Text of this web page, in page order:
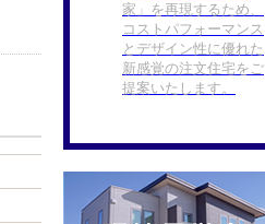
家」を再現するため、
コストパフォーマンス
とデザイン性に優れた
新感覚の注文住宅をご
提案いたします。